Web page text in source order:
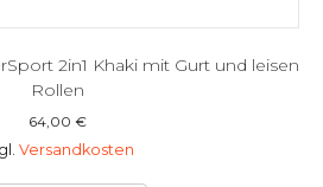
2in1 Khaki mit Gurt und leisen
Rollen
64,00 €
Versandkosten